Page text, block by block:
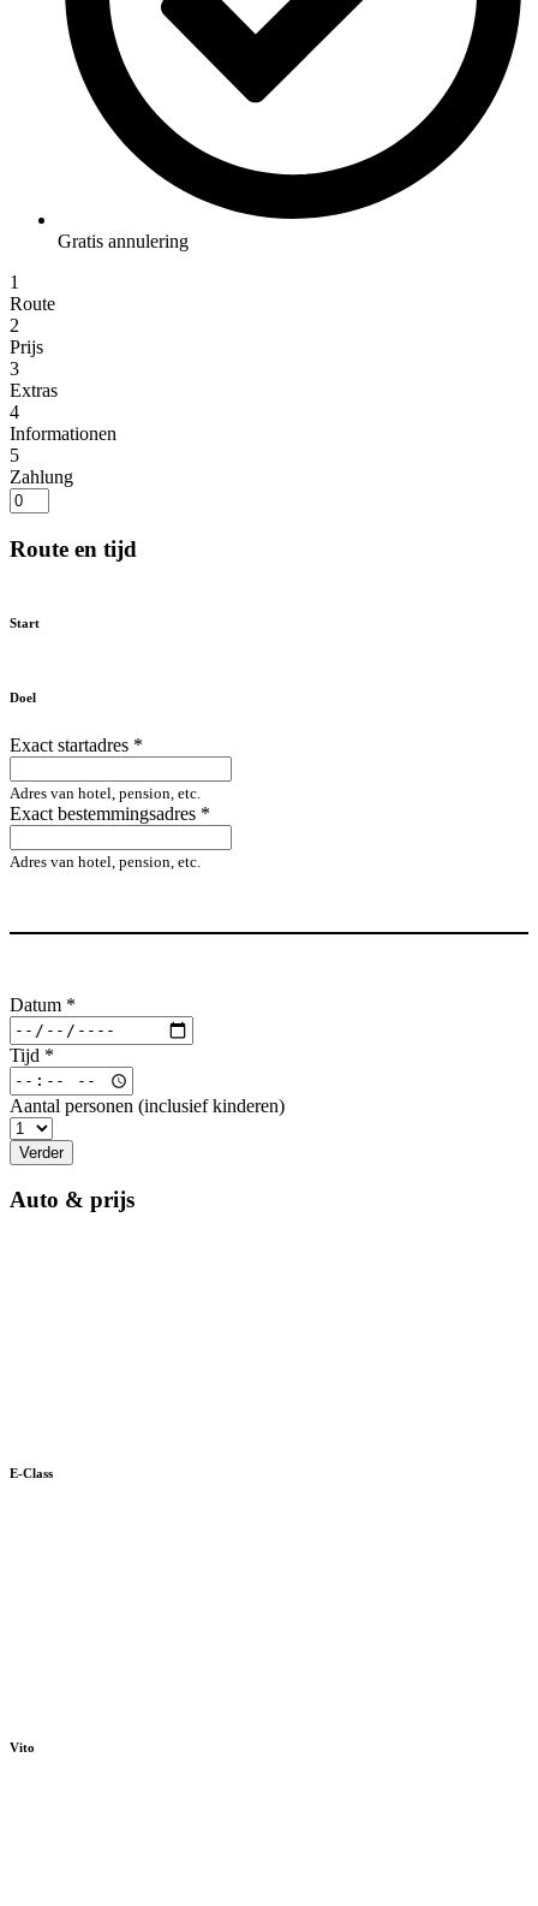
Gratis annulering
1
Route
2
Prijs
3
Extras
4
Informationen
5
Zahlung
Route en tijd
Start
Doel
Exact startadres *
Adres van hotel, pension, etc.
Exact bestemmingsadres *
Adres van hotel, pension, etc.
Datum *
Tijd *
Aantal personen (inclusief kinderen)
Verder
Auto & prijs
E-Class
Vito